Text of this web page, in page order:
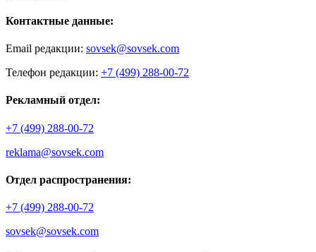
Контактные данные:
Email редакции: sovsek@sovsek.com
Телефон редакции: +7 (499) 288-00-72
Рекламный отдел:
+7 (499) 288-00-72
reklama@sovsek.com
Отдел распространения:
+7 (499) 288-00-72
sovsek@sovsek.com